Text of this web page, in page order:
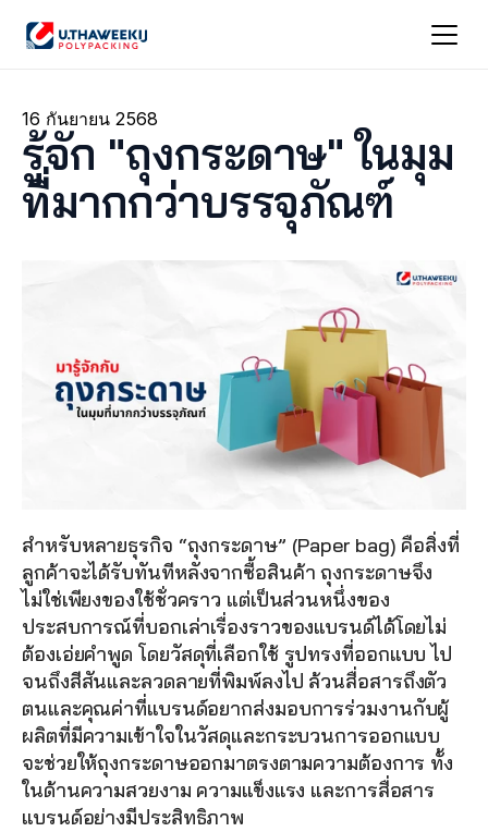
16 กันยายน 2568
รู้จัก "ถุงกระดาษ" ในมุม
ที่มากกว่าบรรจุภัณฑ์
สำหรับหลายธุรกิจ “ถุงกระดาษ” (Paper bag) คือสิ่งที่
ลูกค้าจะได้รับทันทีหลังจากซื้อสินค้า ถุงกระดาษจึง
ไม่ใช่เพียงของใช้ชั่วคราว แต่เป็นส่วนหนึ่งของ
ประสบการณ์ที่บอกเล่าเรื่องราวของแบรนด์ได้โดยไม่
ต้องเอ่ยคำพูด โดยวัสดุที่เลือกใช้ รูปทรงที่ออกแบบ ไป
จนถึงสีสันและลวดลายที่พิมพ์ลงไป ล้วนสื่อสารถึงตัว
ตนและคุณค่าที่แบรนด์อยากส่งมอบการร่วมงานกับผู้
ผลิตที่มีความเข้าใจในวัสดุและกระบวนการออกแบบ
จะช่วยให้ถุงกระดาษออกมาตรงตามความต้องการ ทั้ง
ในด้านความสวยงาม ความแข็งแรง และการสื่อสาร
แบรนด์อย่างมีประสิทธิภาพ